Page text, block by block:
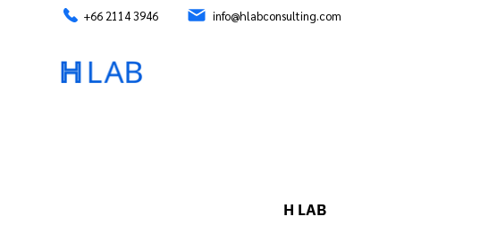
+66 2114 3946 info@hlabconsulting.com
H LAB